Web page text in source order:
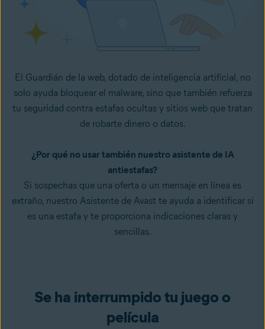
El Guardián de la web, dotado de inteligencia artificial, no
solo ayuda bloquear el malware, sino que también refuerza
tu seguridad contra estafas ocultas y sitios web que tratan
de robarte dinero o datos.
¿Por qué no usar también nuestro asistente de IA
antiestafas?
Si sospechas que una oferta o un mensaje en línea es
extraño, nuestro Asistente de Avast te ayuda a identificar si
es una estafa y te proporciona indicaciones claras y
sencillas.
Se ha interrumpido tu juego o
película